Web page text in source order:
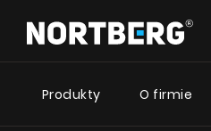
Produkty O firmie